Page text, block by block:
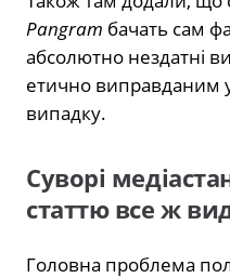
Pangram бачать сам
абсолютно нездатні
етично виправданим
випадку.
Суворі
статтю все ж
Головна проблема